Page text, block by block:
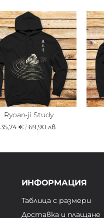
Ryoan-ji Study
35,74 €/69,90 лв.
ИНФОРМАЦИЯ
Таблица с размери
Доставка и плащане